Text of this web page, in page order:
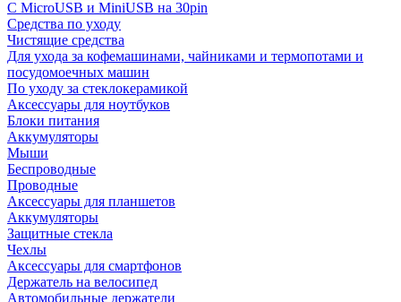
С MicroUSB и MiniUSB на 30pin
Средства по уходу
Чистящие средства
Для ухода за кофемашинами, чайниками и термопотами и
посудомоечных машин
По уходу за стеклокерамикой
Аксессуары для ноутбуков
Блоки питания
Аккумуляторы
Мыши
Беспроводные
Проводные
Аксессуары для планшетов
Аккумуляторы
Защитные стекла
Чехлы
Аксессуары для смартфонов
Держатель на велосипед
Автомобильные держатели